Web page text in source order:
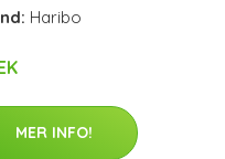
Haribo
MER INFO!